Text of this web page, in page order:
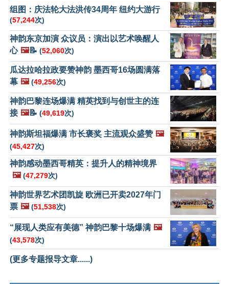
组图：庆法轮大法洪传34周年 纽约大游行
(57,244次)
神韵东京加演 众议员：演出以艺术唤醒人
心 🖼️📝 (52,060次)
瓜达拉哈拉政要赞神韵 墨西哥16场圆满落
幕 🖼️ (49,256次)
神韵巴黎连场爆满 精英找到与创世主的连
接 🖼️📝 (49,619次)
神韵斯坦福爆满 市长褒奖 主流观众盛赞 🖼️
(45,427次)
神韵感动墨西哥精英：提升人的精神境界
🖼️ (47,279次)
神韵世界艺术团凯旋 欧洲已开卖2027年门
票 🖼️ (51,538次)
“展现人类应有美德” 神韵巴黎十场爆满 🖼️
(43,578次)
(更多专题报导文章......)